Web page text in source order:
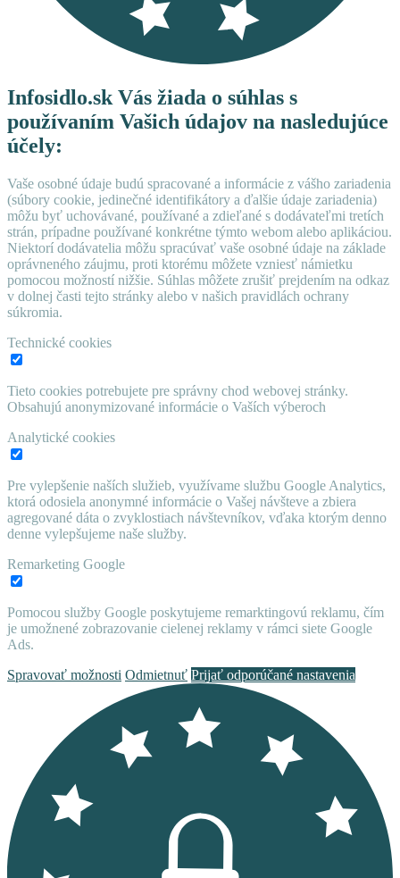
Infosidlo.sk Vás žiada o súhlas s
používaním Vašich údajov na nasledujúce
účely:
Vaše osobné údaje budú spracované a informácie z vášho zariadenia
(súbory cookie, jedinečné identifikátory a ďalšie údaje zariadenia)
môžu byť uchovávané, používané a zdieľané s dodávateľmi tretích
strán, prípadne používané konkrétne týmto webom alebo aplikáciou.
Niektorí dodávatelia môžu spracúvať vaše osobné údaje na základe
oprávneného záujmu, proti ktorému môžete vzniesť námietku
pomocou možností nižšie. Súhlas môžete zrušiť prejdením na odkaz
v dolnej časti tejto stránky alebo v našich pravidlách ochrany
súkromia.
Technické cookies
Tieto cookies potrebujete pre správny chod webovej stránky.
Obsahujú anonymizované informácie o Vaších výberoch
Analytické cookies
Pre vylepšenie naších služieb, využívame službu Google Analytics,
ktorá odosiela anonymné informácie o Vašej návšteve a zbiera
agregované dáta o zvyklostiach návštevníkov, vďaka ktorým denno
denne vylepšujeme naše služby.
Remarketing Google
Pomocou služby Google poskytujeme remarktingovú reklamu, čím
je umožnené zobrazovanie cielenej reklamy v rámci siete Google
Ads.
Spravovať možnosti Odmietnuť Prijať odporúčané nastavenia